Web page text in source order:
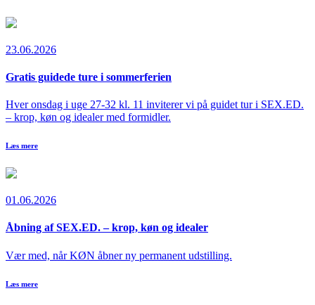
23.06.2026
Gratis guidede ture i sommerferien
Hver onsdag i uge 27-32 kl. 11 inviterer vi på guidet tur i SEX.ED.
– krop, køn og idealer med formidler.
Læs mere
01.06.2026
Åbning af SEX.ED. – krop, køn og idealer
Vær med, når KØN åbner ny permanent udstilling.
Læs mere